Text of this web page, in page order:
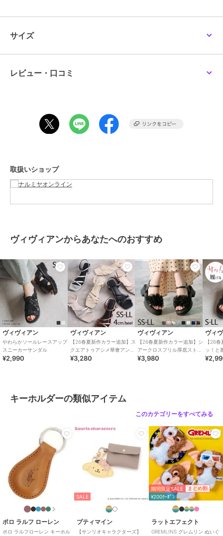
カラー グリーン、黄、赤、ブルー
サイズ
商品のお取り扱い方法
お手入れ
洗濯方法は商品タグをご確認くだ
サイズ
レビュー・口コミ
取扱いショップ
ヴィヴィアンからあなたへのおすすめ
ヴィヴィアン
やわらかソールレースアップ
スニーカーサンダル
¥2,990
ヴィヴィアン
【26春夏新作カラー追加】ス
クエアトゥアシメ華奢アンク
ルストラップサンダル
¥3,280
ヴィヴィアン
【26春夏新作カラー追加】シ
アークロスフリル厚底ストラ
ップサンダル
¥3,980
ヴィ
【26
ッ！と
トクロ
キーホルダーの類似アイテム
このカテゴリーをすべてみる
ポロ ラルフ ローレン
ポロ ラルフローレン キーホル
SALE
プティマイン
【サンリオキャラクターズ】
期間限定SALE まとめ割
¥200ｸｰﾎﾟﾝ
ラットエフェクト
GREMLINS グレムリン ぬいぐ